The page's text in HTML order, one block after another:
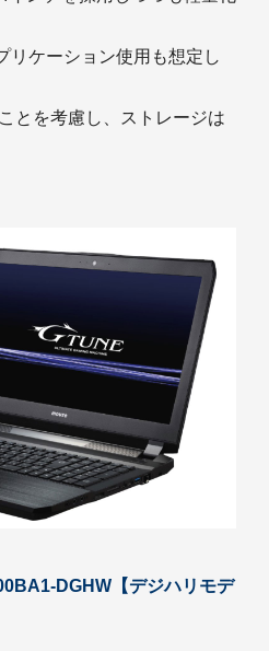
リケーション使用も想定し
とを考慮し、ストレージは
DGHW【デジハリモデ